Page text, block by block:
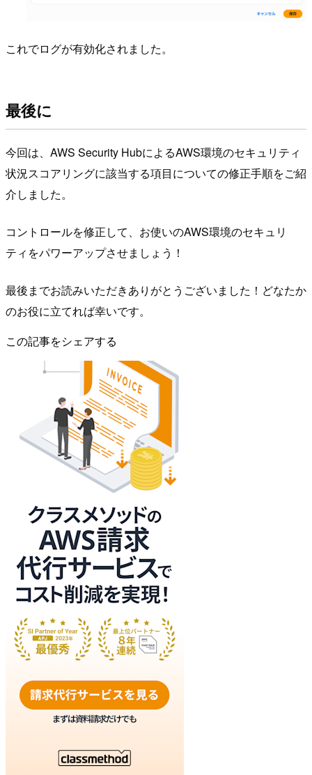
これでログが有効化されました。
最後に
今回は、AWS Security HubによるAWS環境のセキュリティ
状況スコアリングに該当する項目についての修正手順をご紹
介しました。
コントロールを修正して、お使いのAWS環境のセキュリ
ティをパワーアップさせましょう！
最後までお読みいただきありがとうございました！どなたか
のお役に立てれば幸いです。
この記事をシェアする